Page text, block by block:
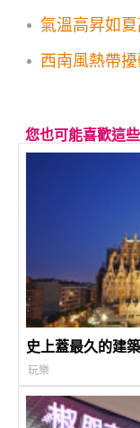
氣溫高昇如
西南風熱帶
您也可能喜歡這
史上蓋最久的建
玩樂